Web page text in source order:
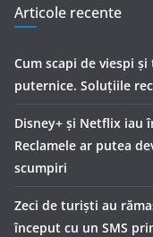
Articole recente
Cum scapi de viespi
puternice. Soluțiile
Disney+ și Netflix iau
Reclamele ar putea
scumpiri
Zeci de turiști au
început cu un SMS